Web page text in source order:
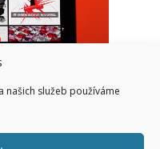
našich služeb používáme
12